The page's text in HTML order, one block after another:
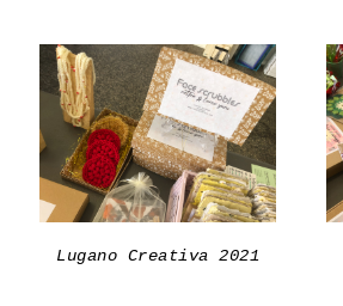
Lugano Creativa 2021